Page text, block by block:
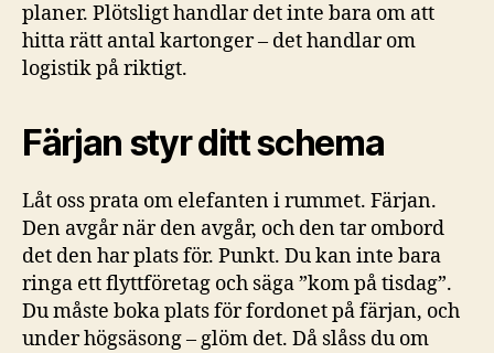
planer. Plötsligt handlar det inte bara om att
hitta rätt antal kartonger – det handlar om
logistik på riktigt.
Färjan styr ditt schema
Låt oss prata om elefanten i rummet. Färjan.
Den avgår när den avgår, och den tar ombord
det den har plats för. Punkt. Du kan inte bara
ringa ett flyttföretag och säga ”kom på tisdag”.
Du måste boka plats för fordonet på färjan, och
under högsäsong – glöm det. Då slåss du om